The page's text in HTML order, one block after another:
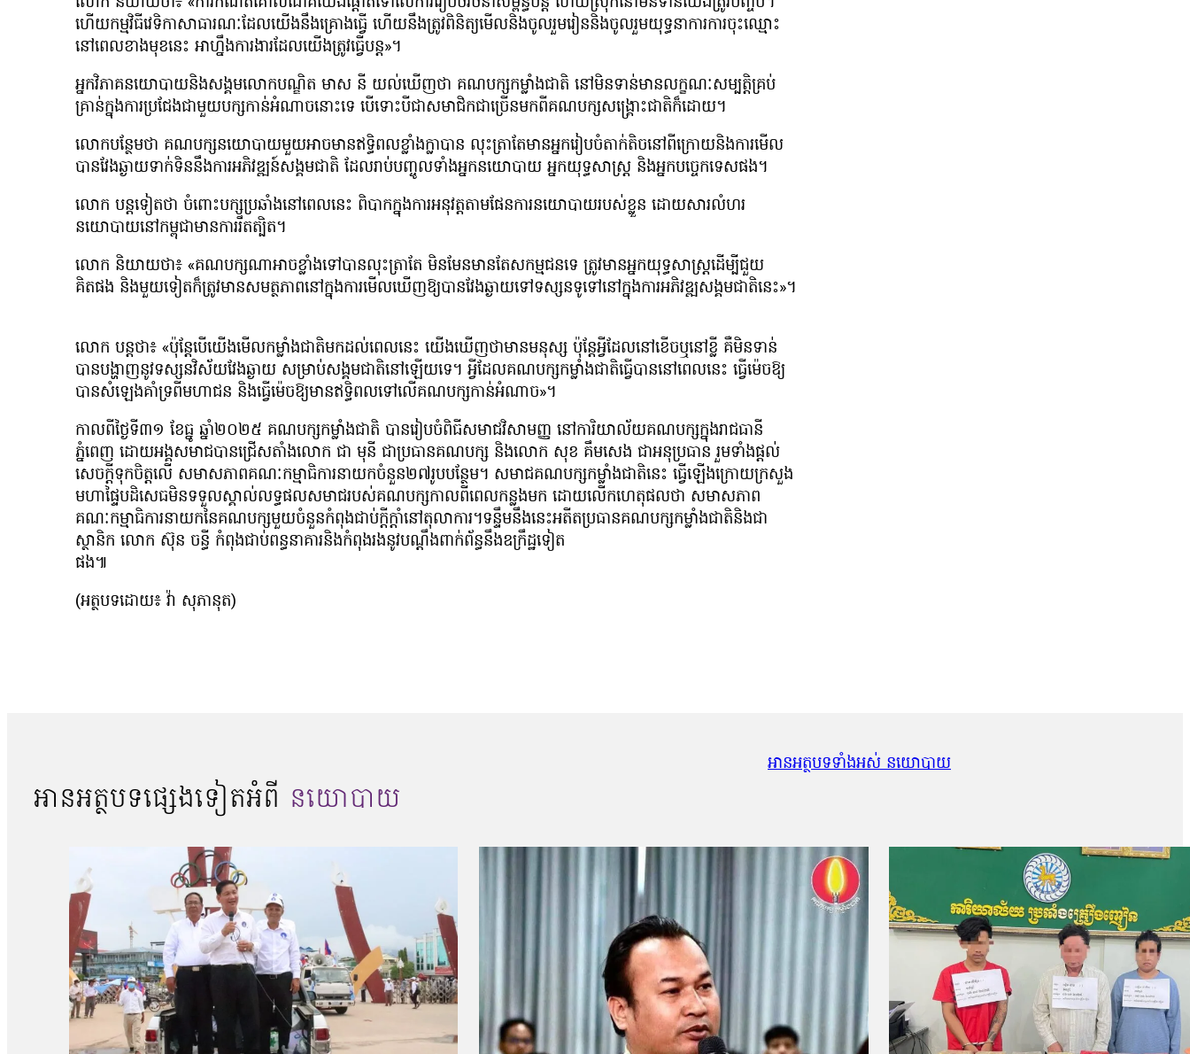
ហើយកម្មវិធីវេទិកាសាធារណៈដែលយើងនឹងគ្រោងធ្វើ ហើយនឹងត្រូវពិនិត្យមើលនិងចូលរួមរៀននិងចូលរួមយុទ្ធនាការការចុះឈ្មោះ
នៅពេលខាងមុខនេះ អាហ្នឹងការងារដែលយើងត្រូវធ្វើបន្ត»។
អ្នកវិភាគនយោបាយនិងសង្គមលោកបណ្ឌិត មាស នី យល់ឃើញថា គណបក្សកម្លាំងជាតិ នៅមិនទាន់មានលក្ខណៈសម្បត្តិគ្រប់
គ្រាន់ក្នុងការប្រជែងជាមួយបក្សកាន់អំណាចនោះទេ បើទោះបីជាសមាជិកជាច្រើនមកពីគណបក្សសង្រ្គោះជាតិក៏ដោយ។
លោកបន្ថែមថា គណបក្សនយោបាយមួយអាចមានឥទ្ធិពលខ្លាំងក្លាបាន លុះត្រាតែមានអ្នករៀបចំតាក់តិចនៅពីក្រោយនិងការមើល
បានវែងឆ្ងាយទាក់ទិននឹងការអភិវឌ្ឍន៍សង្គមជាតិ ដែលរាប់បញ្ចូលទាំងអ្នកនយោបាយ អ្នកយុទ្ធសាស្រ្ត និងអ្នកបច្ចេកទេសផង។
លោក បន្តទៀតថា ចំពោះបក្សប្រឆាំងនៅពេលនេះ ពិបាកក្នុងការអនុវត្តតាមផែនការនយោបាយរបស់ខ្លួន ដោយសារលំហរ
នយោបាយនៅកម្ពុជាមានការរឹតត្បិត។
លោក និយាយថា៖ «គណបក្សណាអាចខ្លាំងទៅបានលុះត្រាតែ មិនមែនមានតែសកម្មជនទេ ត្រូវមានអ្នកយុទ្ធសាស្រ្តដើម្បីជួយ
គិតផង និងមួយទៀតក៏ត្រូវមានសមត្ថភាពនៅក្នុងការមើលឃើញឱ្យបានវែងឆ្ងាយទៅទស្សនទូទៅនៅក្នុងការអភិវឌ្ឍសង្គមជាតិនេះ»។
លោក បន្តថា៖ «ប៉ុន្តែបើយើងមើលកម្លាំងជាតិមកដល់ពេលនេះ យើងឃើញថាមានមនុស្ស ប៉ុន្តែអ្វីដែលនៅខើចឬនៅខ្លី គឺមិនទាន់
បានបង្ហាញនូវទស្សនវិស័យវែងឆ្ងាយ សម្រាប់សង្គមជាតិនៅឡើយទេ។ អ្វីដែលគណបក្សកម្លាំងជាតិធ្វើបាននៅពេលនេះ ធ្វើម៉េចឱ្យ
បានសំឡេងគាំទ្រពីមហាជន និងធ្វើម៉េចឱ្យមានឥទ្ធិពលទៅលើគណបក្សកាន់អំណាច»។
កាលពីថ្ងៃទី៣១ ខែធ្នូ ឆ្នាំ២០២៥ គណបក្សកម្លាំងជាតិ បានរៀបចំពិធីសមាជវិសាមញ្ញ នៅការិយាល័យគណបក្សក្នុងរាជធានី
ភ្នំពេញ ដោយអង្គសមាជបានជ្រើសតាំងលោក ជា មុនី ជាប្រធានគណបក្ស និងលោក សុខ គឹមសេង ជាអនុប្រធាន រួមទាំងផ្ដល់
សេចក្ដីទុកចិត្តលើ សមាសភាពគណៈកម្មាធិការនាយកចំនួន២៧រូបបន្ថែម។ សមាជគណបក្សកម្លាំងជាតិនេះ ធ្វើឡើងក្រោយក្រសួង
មហាផ្ទៃបដិសេធមិនទទួលស្គាល់លទ្ធផលសមាជរបស់គណបក្សកាលពីពេលកន្លងមក ដោយលើកហេតុផលថា សមាសភាព
គណៈកម្មាធិការនាយកនៃគណបក្សមួយចំនួនកំពុងជាប់ក្ដីក្ដាំនៅតុលាការ។ទន្ទឹមនឹងនេះអតីតប្រធានគណបក្សកម្លាំងជាតិនិងជា
ស្ថានិក លោក ស៊ុន ចន្ធី កំពុងជាប់ពន្ធនាគារនិងកំពុងរងនូវបណ្ដឹងពាក់ព័ន្ធនឹងឧក្រឹដ្ឋទៀត
ផង៕
(អត្ថបទដោយ៖ វ៉ា សុភានុត)
អានអត្ថបទផ្សេងទៀតអំពី នយោបាយ
អានអត្ថបទទាំងអស់ នយោបាយ